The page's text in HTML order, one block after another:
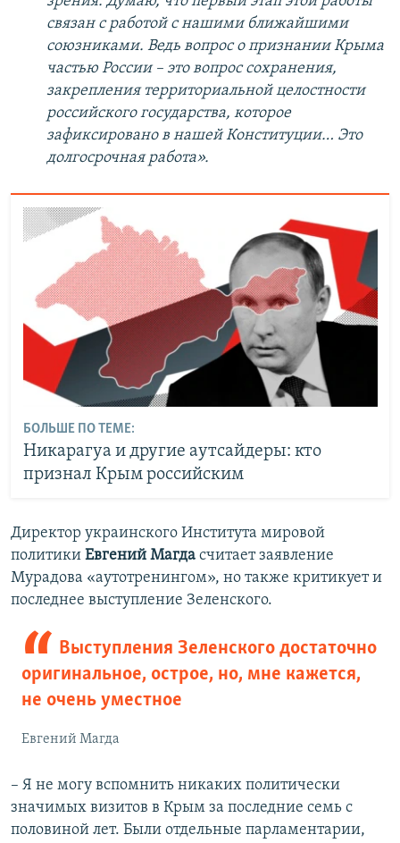
связан с работой с нашими ближайшими
союзниками. Ведь вопрос о признании Крыма
частью России – это вопрос сохранения,
закрепления территориальной целостности
российского государства, которое
зафиксировано в нашей Конституции… Это
долгосрочная работа».
БОЛЬШЕ ПО ТЕМЕ:
Никарагуа и другие аутсайдеры: кто
признал Крым российским
Директор украинского Института мировой
политики Евгений Магда считает заявление
Мурадова «аутотренингом», но также критикует и
последнее выступление Зеленского.
Выступления Зеленского достаточно
оригинальное, острое, но, мне кажется,
не очень уместное
Евгений Магда
– Я не могу вспомнить никаких политически
значимых визитов в Крым за последние семь с
половиной лет. Были отдельные парламентарии,